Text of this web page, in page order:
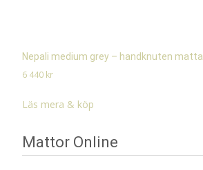
Nepali medium grey – handknuten matta
6 440 kr
Läs mera & köp
Mattor Online